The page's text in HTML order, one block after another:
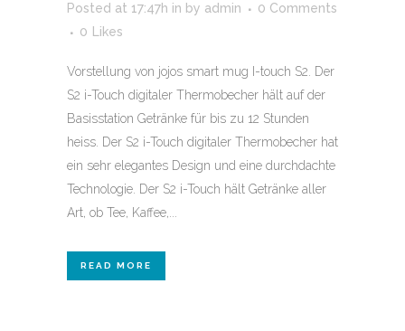
Posted at 17:47h in by admin
0 Comments
0
Likes
Vorstellung von jojos smart mug I-touch S2. Der
S2 i-Touch digitaler Thermobecher hält auf der
Basisstation Getränke für bis zu 12 Stunden
heiss. Der S2 i-Touch digitaler Thermobecher hat
ein sehr elegantes Design und eine durchdachte
Technologie. Der S2 i-Touch hält Getränke aller
Art, ob Tee, Kaffee,...
READ MORE